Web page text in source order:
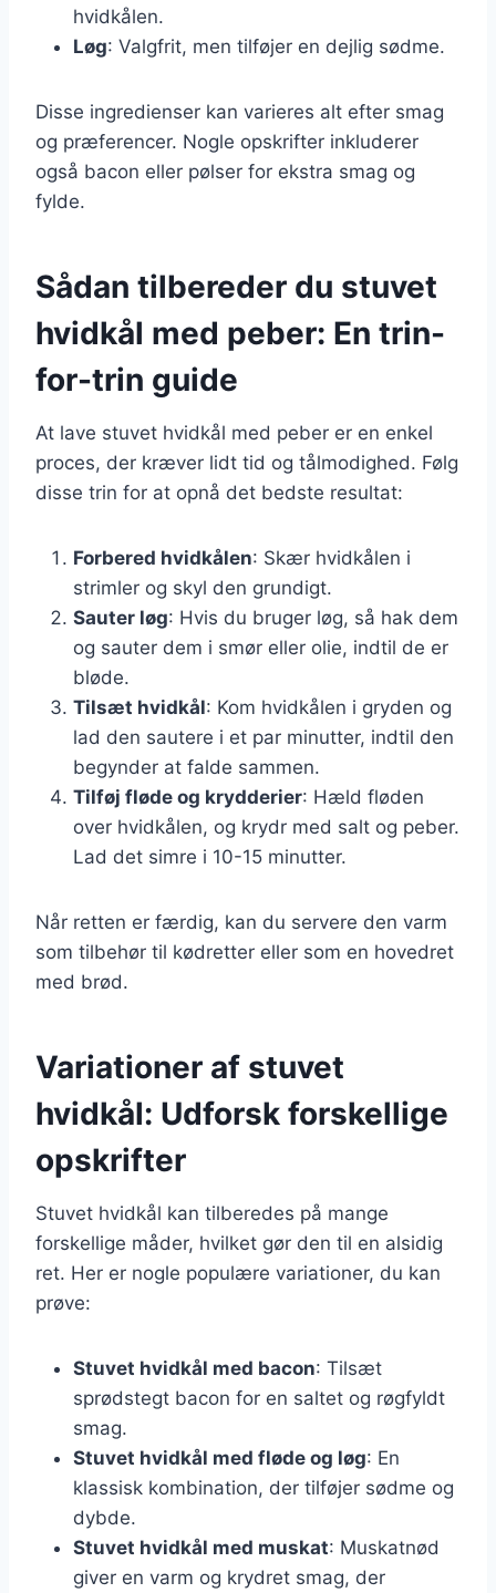
hvidkålen.
Løg: Valgfrit, men tilføjer en dejlig sødme.
Disse ingredienser kan varieres alt efter smag
og præferencer. Nogle opskrifter inkluderer
også bacon eller pølser for ekstra smag og
fylde.
Sådan tilbereder du stuvet
hvidkål med peber: En trin-
for-trin guide
At lave stuvet hvidkål med peber er en enkel
proces, der kræver lidt tid og tålmodighed. Følg
disse trin for at opnå det bedste resultat:
Forbered hvidkålen: Skær hvidkålen i
strimler og skyl den grundigt.
Sauter løg: Hvis du bruger løg, så hak dem
og sauter dem i smør eller olie, indtil de er
bløde.
Tilsæt hvidkål: Kom hvidkålen i gryden og
lad den sautere i et par minutter, indtil den
begynder at falde sammen.
Tilføj fløde og krydderier: Hæld fløden
over hvidkålen, og krydr med salt og peber.
Lad det simre i 10-15 minutter.
Når retten er færdig, kan du servere den varm
som tilbehør til kødretter eller som en hovedret
med brød.
Variationer af stuvet
hvidkål: Udforsk forskellige
opskrifter
Stuvet hvidkål kan tilberedes på mange
forskellige måder, hvilket gør den til en alsidig
ret. Her er nogle populære variationer, du kan
prøve:
Stuvet hvidkål med bacon: Tilsæt
sprødstegt bacon for en saltet og røgfyldt
smag.
Stuvet hvidkål med fløde og løg: En
klassisk kombination, der tilføjer sødme og
dybde.
Stuvet hvidkål med muskat: Muskatnød
giver en varm og krydret smag, der